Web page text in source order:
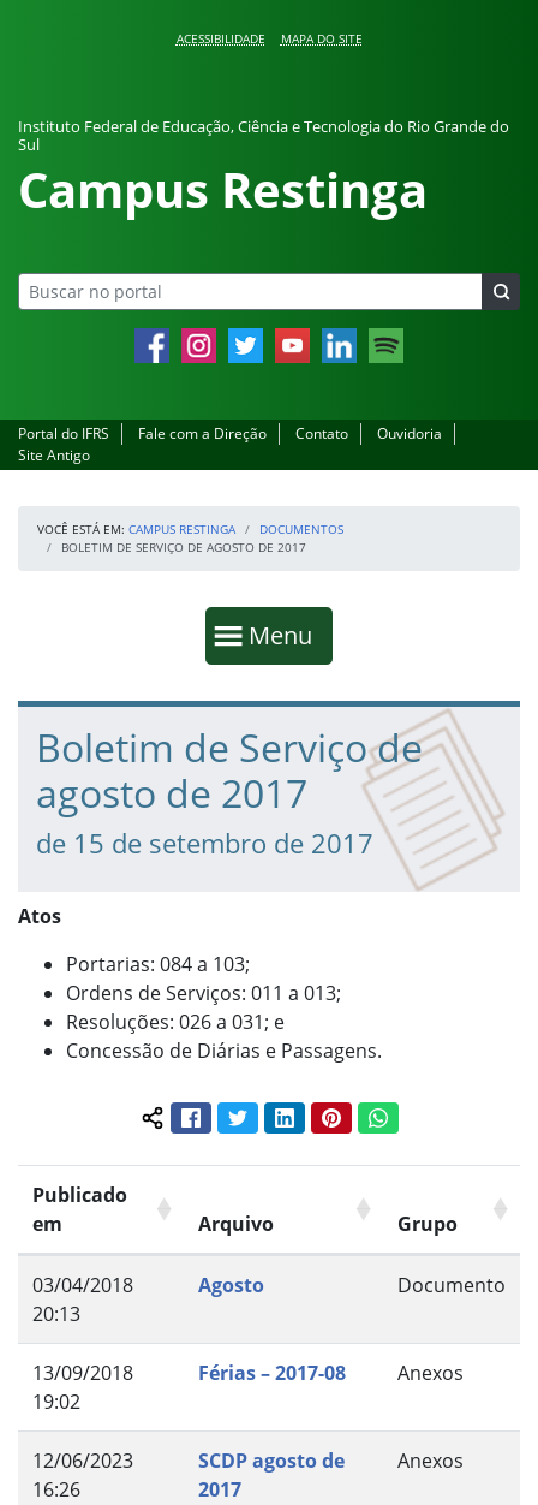
ACESSIBILIDADE MAPA DO SITE
Instituto Federal de Educação, Ciência e Tecnologia do Rio Grande do
Sul
Campus Restinga
FacebookInstagramTwitter YouTube LinkedIn Spotify
Portal do IFRS Fale com a Direção Contato
Ouvidoria
Site Antigo
VOCÊ ESTÁ EM: CAMPUS RESTINGA
DOCUMENTOS
BOLETIM DE SERVIÇO DE AGOSTO DE 2017
Mostrar
Menu
Fim da navegação
Início do conteúdo
Boletim de Serviço de
agosto de 2017
de 15 de setembro de 2017
Atos
Portarias: 084 a 103;
Ordens de Serviços: 011 a 013;
Resoluções: 026 a 031; e
Concessão de Diárias e Passagens.
Compartilhar conteúdo:
FacebookTwitterLinkedInPinterestWhatsApp
Publicado
em
Arquivo Grupo
03/04/2018
20:13
Agosto Documento
13/09/2018
19:02
Férias – 2017-08 Anexos
12/06/2023
16:26
SCDP agosto de
2017
Anexos